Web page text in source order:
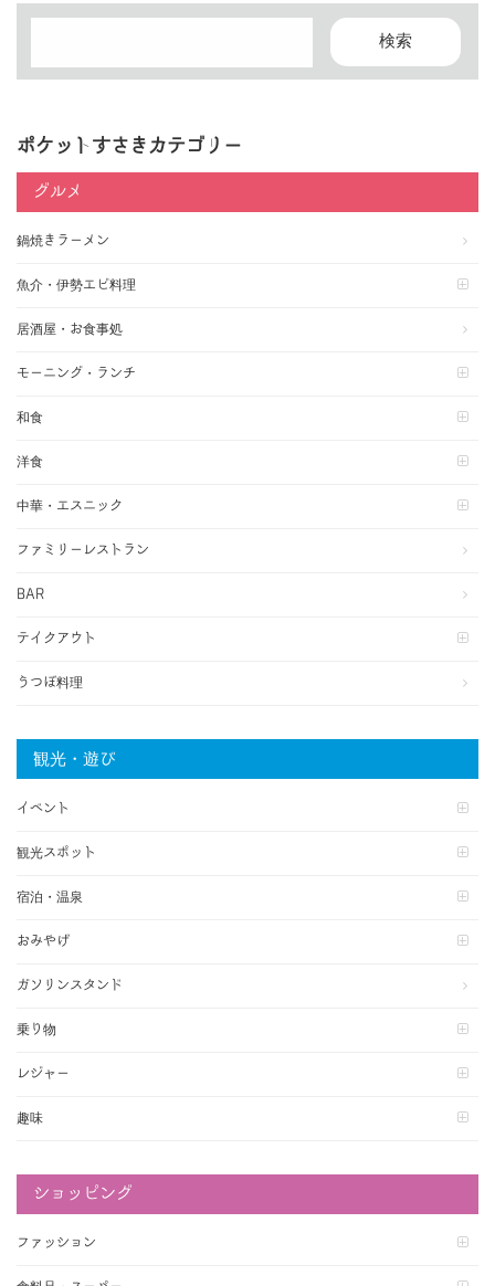
ポケットすさきカテゴリー
グルメ
鍋焼きラーメン
魚介・伊勢エビ料理
居酒屋・お食事処
モーニング・ランチ
和食
洋食
中華・エスニック
ファミリーレストラン
BAR
テイクアウト
うつぼ料理
観光・遊び
イベント
観光スポット
宿泊・温泉
おみやげ
ガソリンスタンド
乗り物
レジャー
趣味
ショッピング
ファッション